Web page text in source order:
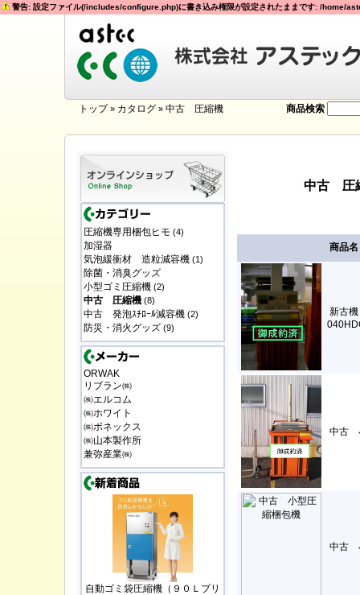
警告: 設定ファイル(/includes/configure.php)に書き込み権限が設定されたままです: /
トップ» カタログ » 中古 圧縮機 商品検索
圧縮機専用梱包ヒモ (4)
加湿器
気泡緩衝材 造粒減容機 (1)
除菌・消臭グッズ
小型ゴミ圧縮機 (2)
中古 圧縮機 (8)
中古 発泡ｽﾁﾛｰﾙ減容機 (2)
防災・消火グッズ (9)
ORWAK
リブラン㈱
㈱エルコム
㈱ホワイト
㈱ボネックス
㈱山本製作所
兼弥産業㈱
自動ゴミ袋圧縮機（９０Ｌプリ
中古 圧
商品名
新古
中古
中古